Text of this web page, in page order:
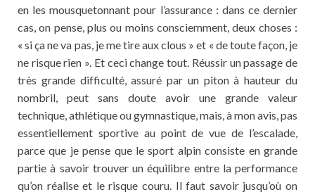
en les mousquetonnant pour l’assurance : dans ce dernier
cas, on pense, plus ou moins consciemment, deux choses :
« si ça ne va pas, je me tire aux clous » et « de toute façon, je
ne risque rien ». Et ceci change tout. Réussir un passage de
très grande difficulté, assuré par un piton à hauteur du
nombril, peut sans doute avoir une grande valeur
technique, athlétique ou gymnastique, mais, à mon avis, pas
essentiellement sportive au point de vue de l’escalade,
parce que je pense que le sport alpin consiste en grande
partie à savoir trouver un équilibre entre la performance
qu’on réalise et le risque couru. Il faut savoir jusqu’où on